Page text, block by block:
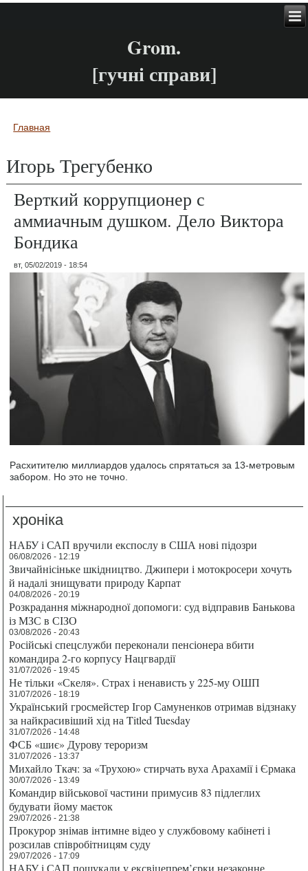
Grom.
[гучні справи]
Вы здесь
Главная
Игорь Трегубенко
Верткий коррупционер с
аммиачным душком. Дело Виктора
Бондика
вт, 05/02/2019 - 18:54
Расхитителю миллиардов удалось спрятаться за 13-метровым
забором. Но это не точно.
хроніка
НАБУ і САП вручили експослу в США нові підозри
06/08/2026 - 12:19
Звичайнісіньке шкідництво. Джипери і мотокросери хочуть
й надалі знищувати природу Карпат
04/08/2026 - 20:19
Розкрадання міжнародної допомоги: суд відправив Банькова
із МЗС в СІЗО
03/08/2026 - 20:43
Російські спецслужби переконали пенсіонера вбити
командира 2-го корпусу Нацгвардії
31/07/2026 - 19:45
Не тільки «Скеля». Страх і ненависть у 225-му ОШП
31/07/2026 - 18:19
Український гросмейстер Ігор Самуненков отримав відзнаку
за найкрасивіший хід на Titled Tuesday
31/07/2026 - 14:48
ФСБ «шиє» Дурову тероризм
31/07/2026 - 13:37
Михайло Ткач: за «Трухою» стирчать вуха Арахамії і Єрмака
30/07/2026 - 13:49
Командир військової частини примусив 83 підлеглих
будувати йому маєток
29/07/2026 - 21:38
Прокурор знімав інтимне відео у службовому кабінеті і
розсилав співробітницям суду
29/07/2026 - 17:09
НАБУ і САП пошукали у ексвіцепрем’єрки незаконне